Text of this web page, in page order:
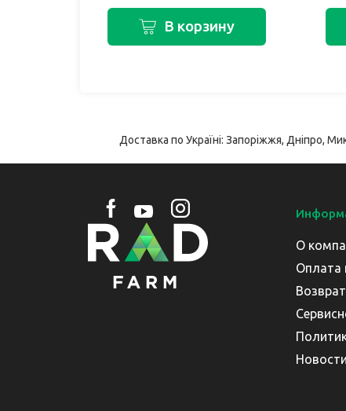
В корзину
Доставка по Україні: Запоріжжя, Дніпро,
О
Оплата
Новости